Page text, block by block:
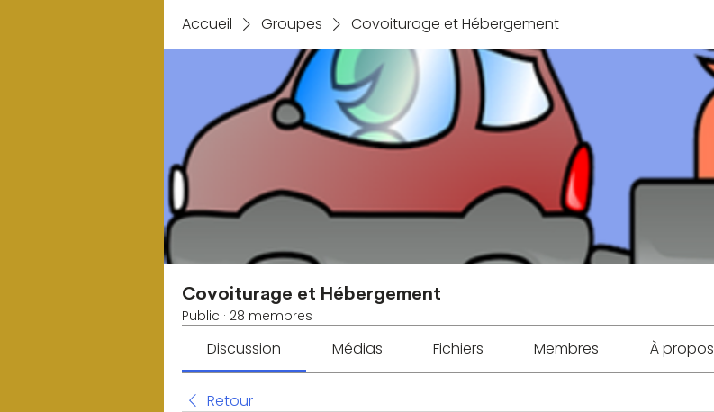
Accueil Groupes Covoiturage et Hébergement
Covoiturage et Hébergement
Public · 28 membres
Discussion Médias Fichiers Membres À propos
Retour